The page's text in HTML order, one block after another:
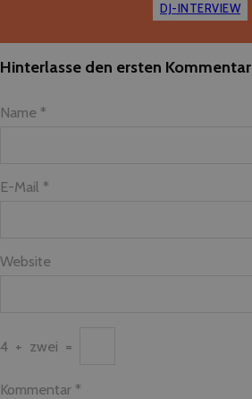
DJ-INTERVIEW
Hinterlasse den ersten Kommentar
Name *
E-Mail *
Website
4 + zwei =
Kommentar *